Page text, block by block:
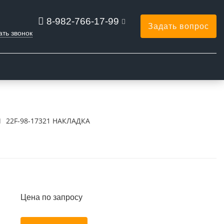
8-982-766-17-99
звонок
Задать вопрос
22F-98-17321 НАКЛАДКА
Цена по запросу